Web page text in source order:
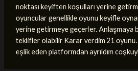
noktası keyiften koşulları yerine
oyuncular genellikle oyunu keyifle
yerine getirmeye geçerler. Anlaşmaya
teklifler olabilir Karar verdim 21
eşlik eden platformdan ayrıldım